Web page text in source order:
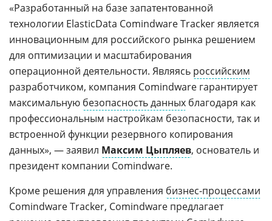
«Разработанный на базе запатентованной
технологии ElasticData Comindware Tracker является
инновационным для российского рынка решением
для оптимизации и масштабирования
операционной деятельности. Являясь российским
разработчиком, компания Comindware гарантирует
максимальную безопасность данных благодаря как
профессиональным настройкам безопасности, так и
встроенной функции резервного копирования
данных», — заявил Максим Цыпляев, основатель и
президент компании Comindware.
Кроме решения для управления бизнес-процессами
Comindware Tracker, Comindware предлагает